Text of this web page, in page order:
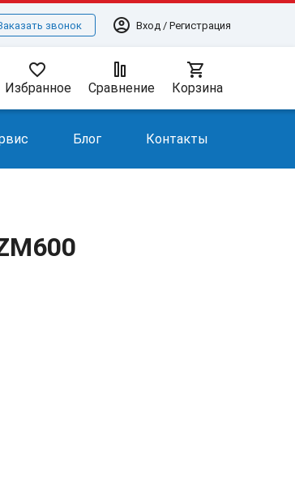
звонок account_circle Вход / Регистрация
favorite_border
Избранное Сравнение
shopping_cart
Корзина
Блог Контакты